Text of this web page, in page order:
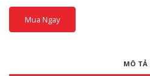
Mua Ngay
MÔ TẢ